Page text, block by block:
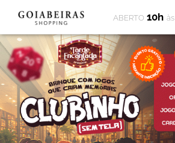
ABERTO 10h às